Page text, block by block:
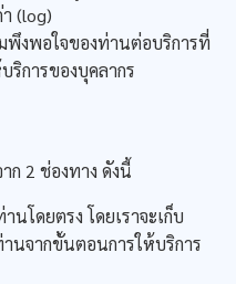
(log)
พึงพอใจของท่านต่อบริการที่
ริการของบุคลากร
ก 2 ช่องทาง ดังนี้
นโดยตรง โดยเราจะเก็บ
นจากขั้นตอนการให้บริการ